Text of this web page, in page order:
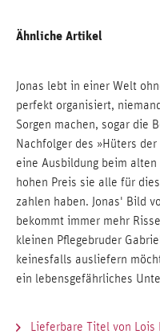
Ähnliche Artikel
Jonas lebt in einer Welt
perfekt organisiert,
Sorgen machen, sogar die
Nachfolger des »Hüters
eine Ausbildung beim
hohen Preis sie alle für
zahlen haben. Jonas' Bild
bekommt immer mehr
kleinen Pflegebruder
keinesfalls ausliefern
ein lebensgefährliches
Lieferbare Titel von Lois